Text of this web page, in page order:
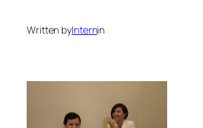
Written byInternin